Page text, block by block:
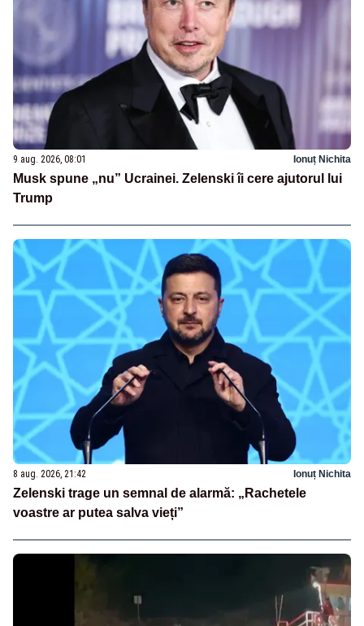
9 aug. 2026, 08:01 Ionuț Nichita
Musk spune „nu” Ucrainei. Zelenski îi cere ajutorul lui
Trump
8 aug. 2026, 21:42 Ionuț Nichita
Zelenski trage un semnal de alarmă: „Rachetele
voastre ar putea salva vieți”